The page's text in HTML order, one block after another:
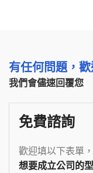
有任何問題，
我們會儘速回覆您
免費諮詢
歡迎填以下表單
想要成立公司的